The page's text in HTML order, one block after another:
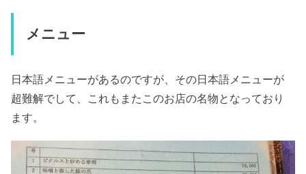
メニュー
日本語メニューがあるのですが、その日本語メニューが
超難解でして、これもまたこのお店の名物となっており
ます。